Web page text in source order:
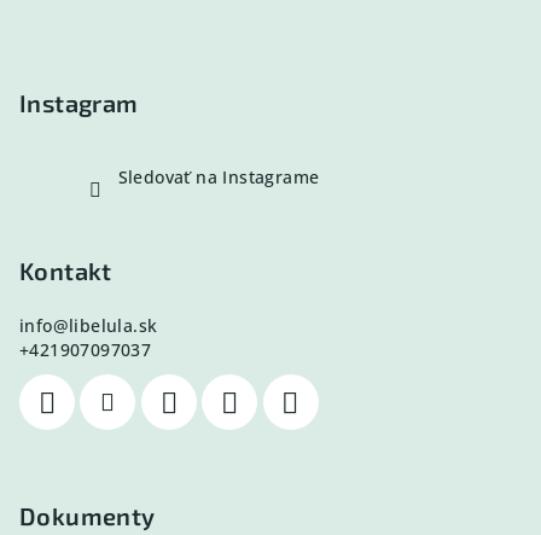
Instagram
Sledovať na Instagrame
Kontakt
info@libelula.sk
+421907097037
Dokumenty